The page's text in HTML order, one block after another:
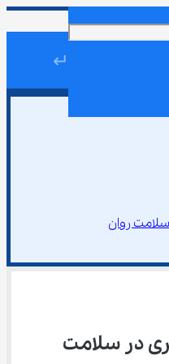
↵
روان
در سلامت